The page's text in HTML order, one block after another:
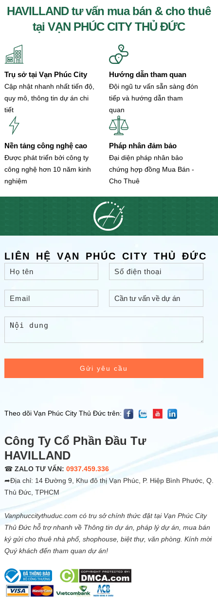
HAVILLAND tư vấn mua bán & cho thuê
tại VẠN PHÚC CITY THỦ ĐỨC
Trụ sở tại Vạn Phúc City
Cập nhật nhanh nhất tiến độ,
quy mô, thông tin dự án chi
tiết
Hướng dẫn tham quan
Đội ngũ tư vấn sẵn sàng đón
tiếp và hướng dẫn tham
quan
Nền tảng công nghệ cao
Được phát triển bởi công ty
công nghệ hơn 10 năm kinh
nghiệm
Pháp nhân đảm bảo
Đại diện pháp nhân bảo
chứng hợp đồng Mua Bán -
Cho Thuê
LIÊN HỆ VẠN PHÚC CITY THỦ ĐỨC
Gửi yêu cầu
Theo dõi Vạn Phúc City Thủ Đức trên:
Công Ty Cổ Phần Đầu Tư
HAVILLAND
☎ ZALO TƯ VẤN: 0937.459.336
➦Địa chỉ: 14 Đường 9, Khu đô thị Vạn Phúc, P. Hiệp Bình Phước, Q.
Thủ Đức, TPHCM
Vanphuccitythuduc.com có trụ sở chính thức đặt tại Vạn Phúc City
Thủ Đức hỗ trợ nhanh về Thông tin dự án, pháp lý dự án, mua bán
ký gửi cho thuê nhà phố, shophouse, biệt thự, văn phòng. Kính mời
Quý khách đến tham quan dự án!